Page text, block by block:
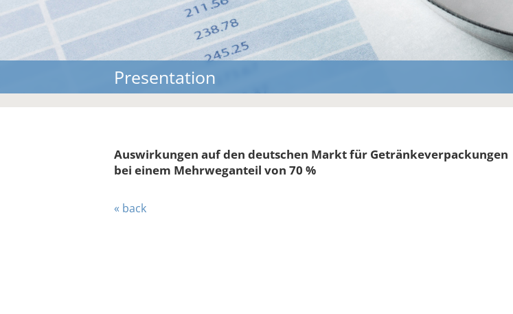
Presentation
Auswirkungen auf den deutschen Markt für Getränkeverpackungen
bei einem Mehrweganteil von 70 %
« back